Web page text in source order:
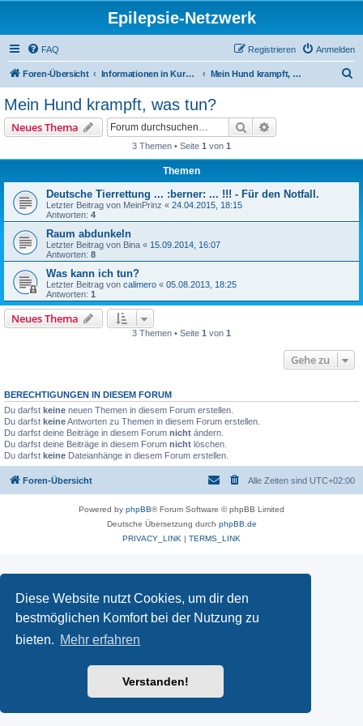
Diese Website nutzt Cookies, um dir den
bestmöglichen Komfort bei der Nutzung zu
bieten. Mehr erfahren
Verstanden!
Epilepsie-Netzwerk
FAQ Anmelden
Registrieren
Foren-Übersicht Informationen in Kurzform für Gäste Mein Hund krampft, was tun?
Mein Hund krampft, was tun?
Neues Thema Suche
3 Themen • Seite 1 von 1
Themen
Deutsche Tierrettung ... :berner: ... !!! - Für den Notfall.
Letzter Beitrag von MeinPrinz « 24.04.2015, 18:15
Antworten: 4
Raum abdunkeln
Letzter Beitrag von Bina « 15.09.2014, 16:07
Antworten: 8
Was kann ich tun?
Letzter Beitrag von calimero « 05.08.2013, 18:25
Antworten: 1
Neues Thema
3 Themen • Seite 1 von 1
Gehe zu
BERECHTIGUNGEN IN DIESEM FORUM
Du darfst keine neuen Themen in diesem Forum erstellen.
Du darfst keineAntworten zu Themen in diesem Forum erstellen.
Du darfst deine Beiträge in diesem Forum nicht ändern.
Du darfst deine Beiträge in diesem Forum nicht löschen.
Du darfst keine Dateianhänge in diesem Forum erstellen.
Foren-Übersicht Alle Zeiten sind UTC+02:00
Powered by phpBB® Forum Software © phpBB Limited
Deutsche Übersetzung durch phpBB.de
PRIVACY_LINK | TERMS_LINK